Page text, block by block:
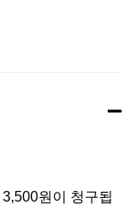
원이 청구됩